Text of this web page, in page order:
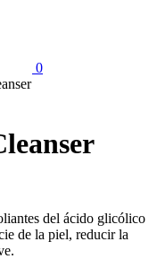
0
del ácido glicólico
de la piel, reducir la